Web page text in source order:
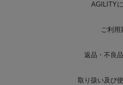
AGILITY
ご利用
返品・不良
取り扱い及び